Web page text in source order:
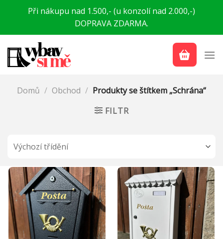
PřeskočitPři nákupu nad 1.500,- (u konzolí nad 2.000,-)
DOPRAVA ZDARMA.
Domů / Obchod / Produkty se štítkem „Schrána“
FILTR